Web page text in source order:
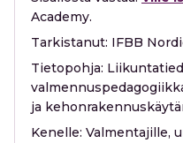
Academy.
Tarkistanut: IFBB
Tietopohja:
ja
Kenelle: Valmentajille,